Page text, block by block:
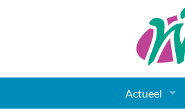
Actueel